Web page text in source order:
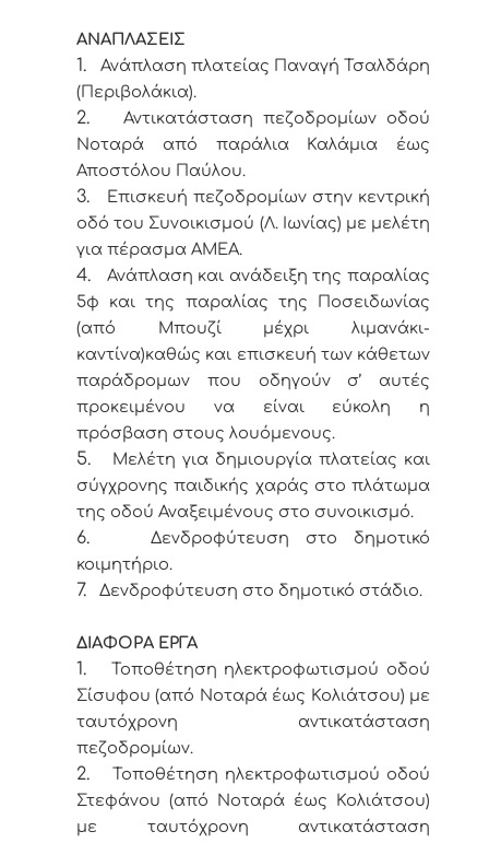
ΑΝΑΠΛΑΣΕΙΣ
1.
Ανάπλαση πλατείας Παναγή Τσαλδάρη
(Περιβολάκια).
2.
Αντικατάσταση πεζοδρομίων οδού
Νοταρά από παράλια Καλάμια έως
Αποστόλου Παύλου.
3.
Επισκευή πεζοδρομίων στην κεντρική
οδό του Συνοικισμού (Λ. Ιωνίας) με μελέτη
για πέρασμα ΑΜΕΑ.
4.
Ανάπλαση και ανάδειξη της παραλίας
5φ και της παραλίας της Ποσειδωνίας
(από Μπουζί μέχρι λιμανάκι-
καντίνα)καθώς και επισκευή των κάθετων
παράδρομων που οδηγούν σ’ αυτές
προκειμένου να είναι εύκολη η
πρόσβαση στους λουόμενους.
5.
Μελέτη για δημιουργία πλατείας και
σύγχρονης παιδικής χαράς στο πλάτωμα
της οδού Αναξειμένους στο συνοικισμό.
6.
Δενδροφύτευση στο δημοτικό
κοιμητήριο.
7. Δενδροφύτευση στο δημοτικό στάδιο.
ΔΙΑΦΟΡΑ ΕΡΓΑ
1.
Τοποθέτηση ηλεκτροφωτισμού οδού
Σίσυφου (από Νοταρά έως Κολιάτσου) με
ταυτόχρονη αντικατάσταση
πεζοδρομίων.
2.
Τοποθέτηση ηλεκτροφωτισμού οδού
Στεφάνου (από Νοταρά έως Κολιάτσου)
με ταυτόχρονη αντικατάσταση